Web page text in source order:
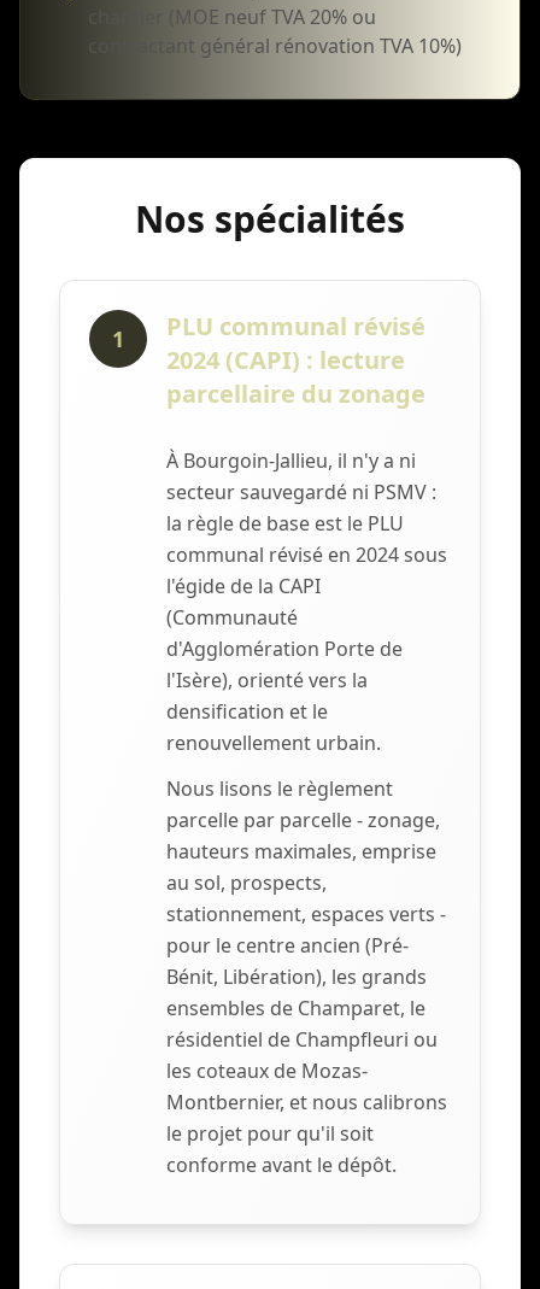
chantier (MOE neuf TVA 20% ou
contractant général rénovation TVA 10%)
Nos spécialités
1
PLU communal révisé
2024 (CAPI) : lecture
parcellaire du zonage
À Bourgoin-Jallieu, il n'y a ni
secteur sauvegardé ni PSMV :
la règle de base est le PLU
communal révisé en 2024 sous
l'égide de la CAPI
(Communauté
d'Agglomération Porte de
l'Isère), orienté vers la
densification et le
renouvellement urbain.
Nous lisons le règlement
parcelle par parcelle - zonage,
hauteurs maximales, emprise
au sol, prospects,
stationnement, espaces verts -
pour le centre ancien (Pré-
Bénit, Libération), les grands
ensembles de Champaret, le
résidentiel de Champfleuri ou
les coteaux de Mozas-
Montbernier, et nous calibrons
le projet pour qu'il soit
conforme avant le dépôt.